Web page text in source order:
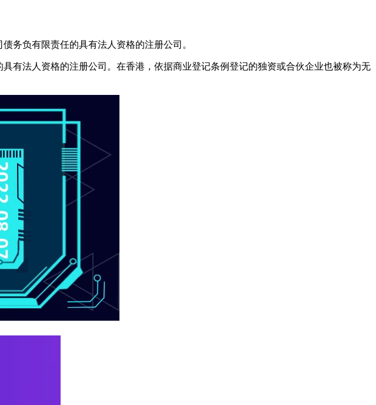
务负有限责任的具有法人资格的注册公司。
有法人资格的注册公司。在香港，依据商业登记条例登记的独资或合伙企业也被称为无